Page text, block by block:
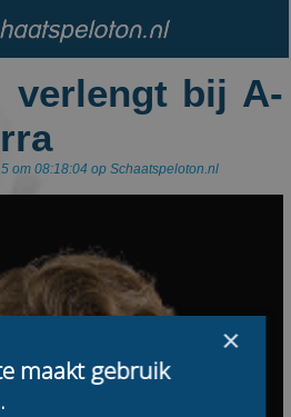
verlengt bij A-
om 08:18:04 op Schaatspeloton.nl
×
maakt gebruik